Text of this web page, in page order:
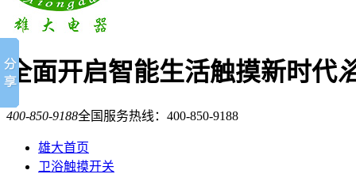
全面开启智能生活触摸新时代
400-850-9188全国服务热线： 400-850-9188
雄大首页
卫浴触摸开关